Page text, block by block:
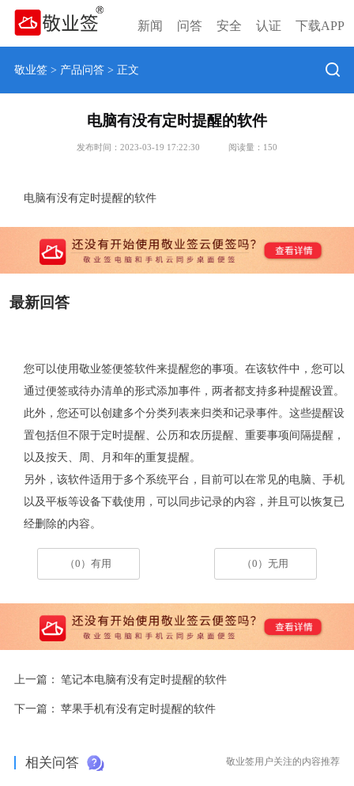
新闻 问答 安全 认证 下载APP
敬业签> 产品问答> 正文
电脑有没有定时提醒的软件
发布时间：2023-03-19 17:22:30 阅读量： 150
电脑有没有定时提醒的软件
最新回答
您可以使用敬业签便签软件来提醒您的事项。在该软件中，您可以
通过便签或待办清单的形式添加事件，两者都支持多种提醒设置。
此外，您还可以创建多个分类列表来归类和记录事件。这些提醒设
置包括但不限于定时提醒、公历和农历提醒、重要事项间隔提醒，
以及按天、周、月和年的重复提醒。
另外，该软件适用于多个系统平台，目前可以在常见的电脑、手机
以及平板等设备下载使用，可以同步记录的内容，并且可以恢复已
经删除的内容。
（0）有用 （0）无用
上一篇： 笔记本电脑有没有定时提醒的软件
下一篇： 苹果手机有没有定时提醒的软件
相关问答 敬业签用户关注的内容推荐